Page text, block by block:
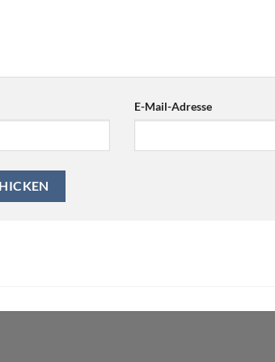
E-Mail-Adresse